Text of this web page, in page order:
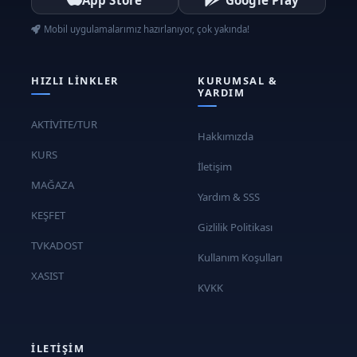
Bireysel Gelişim Değerlendirmesi:
değerlendirilmesi
Güçlü ve zayıf yönlerin belirlenmesi
Pratik uygulamalar
Hedeflenen geliştirme çalışmaları
Gelişim Değerlendirmeli Mini Maçlar:
Mobil uygulamalarımız hazırlanıyor, çok yakında!
HIZLI LINKLER
AKTİVİTE/TUR
KURS
MAĞAZA
KEŞFET
TVKADOST
XASIST
KURUMSAL &
YARDIM
Hakkımızda
İletişim
Yardım & SSS
Gizlilik Politikası
Kullanım Koşulları
KVKK
İLETIŞIM